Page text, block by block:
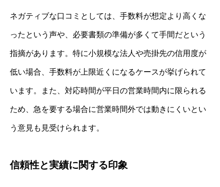
ネガティブな口コミとしては、手数料が想定より高くな
ったという声や、必要書類の準備が多くて手間だという
指摘があります。特に小規模な法人や売掛先の信用度が
低い場合、手数料が上限近くになるケースが挙げられて
います。また、対応時間が平日の営業時間内に限られる
ため、急を要する場合に営業時間外では動きにくいとい
う意見も見受けられます。
信頼性と実績に関する印象